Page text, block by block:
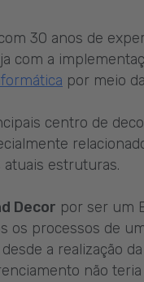
30 anos de
com a
por meio da
centro de
atuais estruturas.
Decor por ser um
processos de
a realização
não